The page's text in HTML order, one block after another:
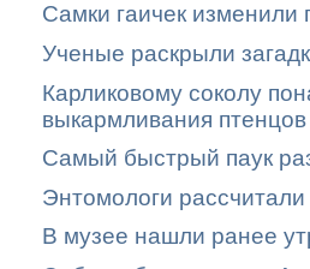
Самки гаичек
Ученые раскрыли
Карликовому соколу
выкармливания птенцов
Самый быстрый паук
Энтомологи
В музее нашли ранее